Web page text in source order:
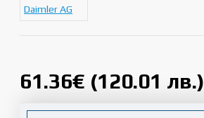
61.36€ (120.01 лв.)
Daimler AG